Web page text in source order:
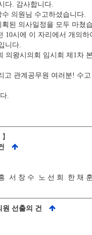
다. 감사합니다.
수 의원님 수고하셨습니다.
된 의사일정을 모두 마쳤
10시에 이 자리에서 개의하
니다.
의왕시의회 임시회 제1차
고 관계공무원 여러분! 수고
.
서 창 수 노 선 희 한 채
선출의 건